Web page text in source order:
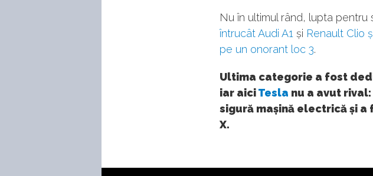
Nu în ultimul rând, lupta
întrucât Audi A1 și Renault Clio
pe un onorant loc 3.
Ultima categorie a fost
iar aiciTesla nu a avut
sigură mașină electrică și
X.